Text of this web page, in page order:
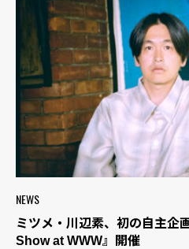
NEWS
ミツメ・川辺素、初の自主企
Show at WWW』開催